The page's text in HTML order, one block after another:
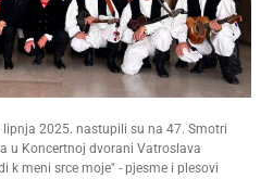
2025. nastupili su na 47. Smotri
u Koncertnoj dvorani Vatroslava
k meni srce moje" - pjesme i plesovi